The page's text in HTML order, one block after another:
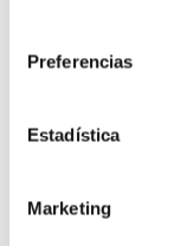
Preferencias
Estadística
Marketing
Planos
Memoria